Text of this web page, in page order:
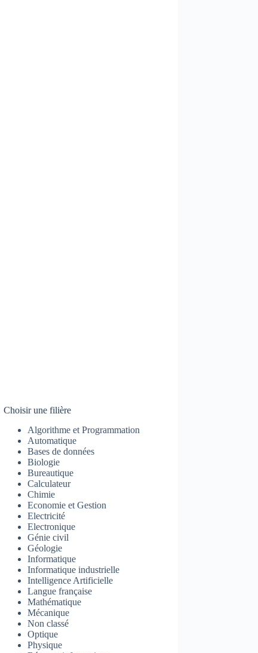
Choisir une filière
Algorithme et Programmation
Automatique
Bases de données
Biologie
Bureautique
Calculateur
Chimie
Economie et Gestion
Electricité
Electronique
Génie civil
Géologie
Informatique
Informatique industrielle
Intelligence Artificielle
Langue française
Mathématique
Mécanique
Non classé
Optique
Physique